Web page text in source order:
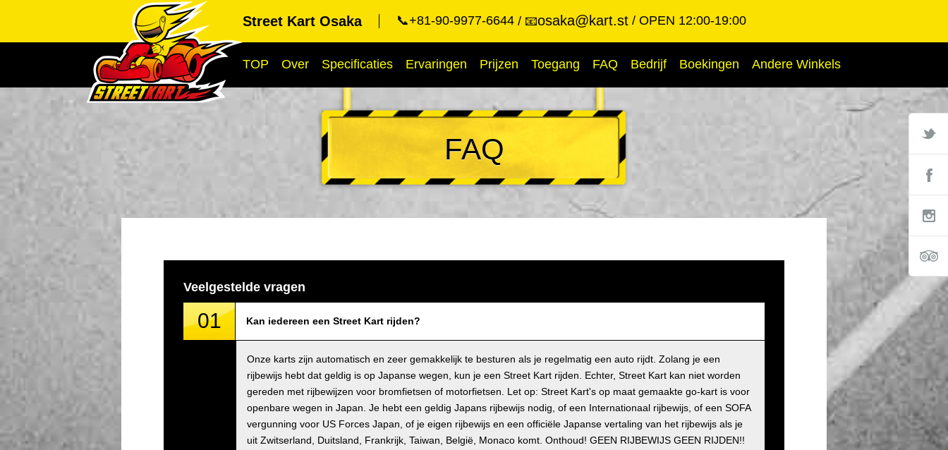
Street Kart Osaka 📞+81-90-9977-6644 📧osaka@kart.st OPEN 12:00-19:00
TOP Over Specificaties Ervaringen Prijzen Toegang FAQ Bedrijf Boekingen Andere Winkels
FAQ
Veelgestelde vragen
01 Kan iedereen een Street Kart rijden?
Onze karts zijn automatisch en zeer gemakkelijk te besturen als je regelmatig een auto rijdt. Zolang je een
rijbewijs hebt dat geldig is op Japanse wegen, kun je een Street Kart rijden. Echter, Street Kart kan niet worden
gereden met rijbewijzen voor bromfietsen of motorfietsen. Let op: Street Kart's op maat gemaakte go-kart is voor
openbare wegen in Japan. Je hebt een geldig Japans rijbewijs nodig, of een Internationaal rijbewijs, of een SOFA
vergunning voor US Forces Japan, of je eigen rijbewijs en een officiële Japanse vertaling van het rijbewijs als je
uit Zwitserland, Duitsland, Frankrijk, Taiwan, België, Monaco komt. Onthoud! GEEN RIJBEWIJS GEEN RIJDEN!!